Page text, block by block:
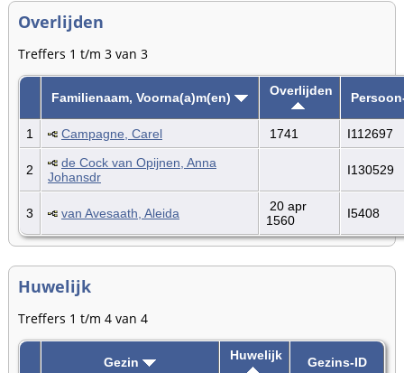
Overlijden
Treffers 1 t/m 3 van 3
Familienaam, Voorna(a)m(en) Overlijden
1 Campagne, Carel 1741 I112697
2
de Cock van Opijnen, Anna
Johansdr
I130529
3 van Avesaath, Aleida
20 apr
1560
I5408
Huwelijk
Treffers 1 t/m 4 van 4
Gezin Huwelijk Gezins-ID